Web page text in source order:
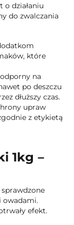
działaniu
do zwalczania
które
na
po deszczu
dłuższy czas.
upraw
z etykietą
1kg –
owadami.
efekt.